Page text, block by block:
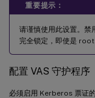
重要提示：
请谨慎使用此设置。禁
完全锁定，即使是 root
配置 VAS 守护程序
必须启用 Kerberos 票证